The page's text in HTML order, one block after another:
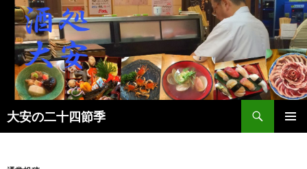
大安の二十四節季
検
索